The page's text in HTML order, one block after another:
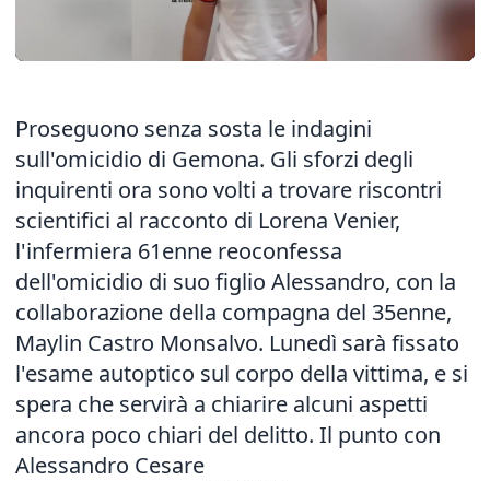
Proseguono senza sosta le indagini
sull'omicidio di Gemona. Gli sforzi degli
inquirenti ora sono volti a trovare riscontri
scientifici al racconto di Lorena Venier,
l'infermiera 61enne reoconfessa
dell'omicidio di suo figlio Alessandro, con la
collaborazione della compagna del 35enne,
Maylin Castro Monsalvo. Lunedì sarà fissato
l'esame autoptico sul corpo della vittima, e si
spera che servirà a chiarire alcuni aspetti
ancora poco chiari del delitto. Il punto con
Alessandro Cesare